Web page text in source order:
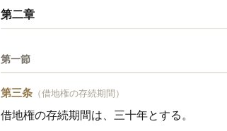
第二章
第一節
第三条 （借地権の存続期間）
借地権の存続期間は、三十年とする。